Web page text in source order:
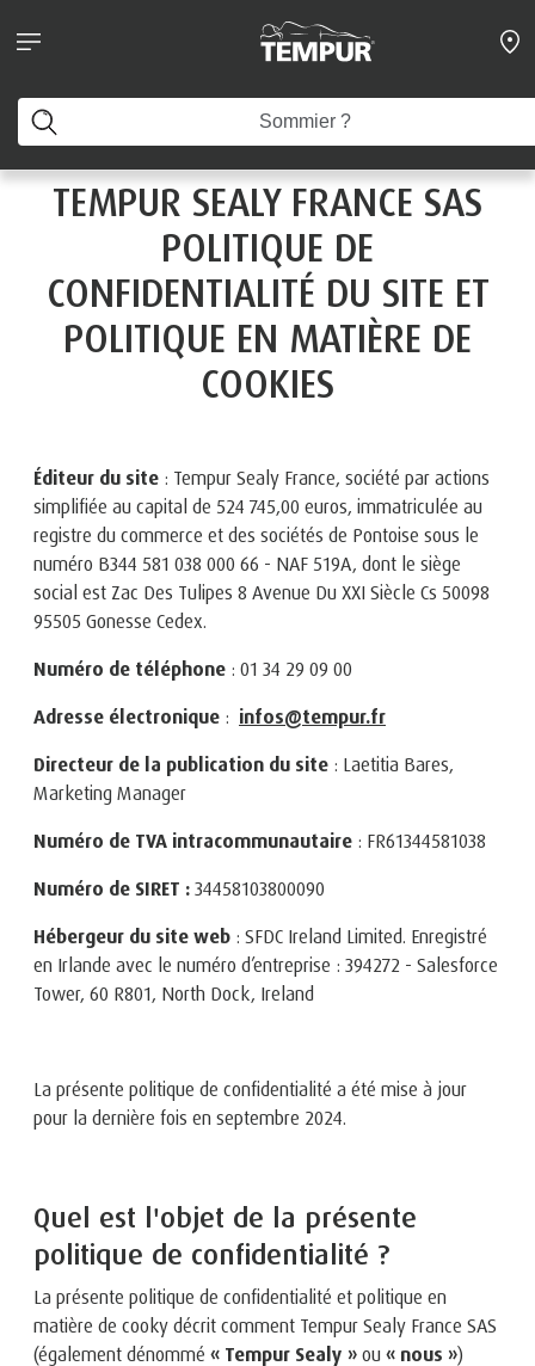
Vous consultez le site de France. Vous pouvez modifier
Modifier les préférences
Mentions Légales
TEMPUR SEALY FRANCE SAS
POLITIQUE DE
CONFIDENTIALITÉ DU SITE ET
POLITIQUE EN MATIÈRE DE
COOKIES
Éditeur du site : Tempur Sealy France, société par actions
simplifiée au capital de 524 745,00 euros, immatriculée au
registre du commerce et des sociétés de Pontoise sous le
numéro B344 581 038 000 66 - NAF 519A, dont le siège
social est Zac Des Tulipes 8 Avenue Du XXI Siècle Cs 50098
95505 Gonesse Cedex.
Numéro de téléphone : 01 34 29 09 00
Adresse électronique : infos@tempur.fr
Directeur de la publication du site : Laetitia Bares,
Marketing Manager
Numéro de TVA intracommunautaire : FR61344581038
Numéro de SIRET : 34458103800090
Hébergeur du site web : SFDC Ireland Limited. Enregistré
en Irlande avec le numéro d’entreprise : 394272 - Salesforce
Tower, 60 R801, North Dock, Ireland
La présente politique de confidentialité a été mise à jour
pour la dernière fois en septembre 2024.
Quel est l'objet de la présente
politique de confidentialité ?
La présente politique de confidentialité et politique en
matière de cooky décrit comment Tempur Sealy France SAS
(également dénommé « Tempur Sealy » ou « nous »)